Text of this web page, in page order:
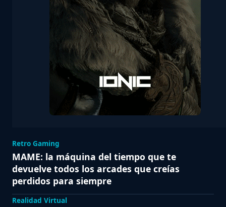
Retro Gaming
MAME: la máquina del tiempo que te
devuelve todos los arcades que creías
perdidos para siempre
Realidad Virtual